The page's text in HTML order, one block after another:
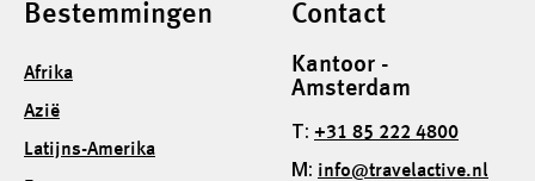
Bestemmingen
Afrika
Azië
Latijns-Amerika
Contact
Kantoor -
Amsterdam
T: +31 85 222 4800
M: info@travelactive.nl